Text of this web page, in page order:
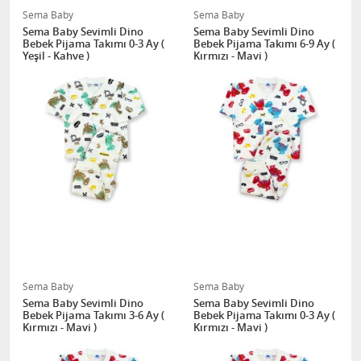
Sema Baby
Sema Baby Sevimli Dino
Bebek Pijama Takımı 0-3 Ay (
Yeşil - Kahve )
Sema Baby
Sema Baby Sevimli Dino
Bebek Pijama Takımı 6-9 Ay (
Kırmızı - Mavi )
Sema Baby
Sema Baby Sevimli Dino
Bebek Pijama Takımı 3-6 Ay (
Kırmızı - Mavi )
Sema Baby
Sema Baby Sevimli Dino
Bebek Pijama Takımı 0-3 Ay (
Kırmızı - Mavi )